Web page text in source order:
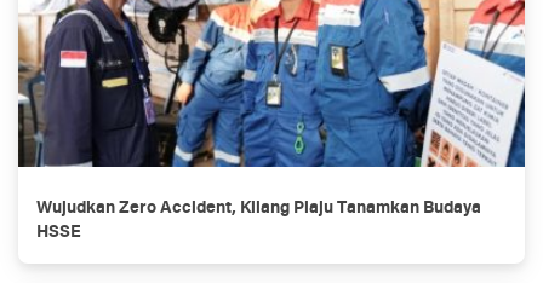
Wujudkan Zero Accident, Kilang Plaju Tanamkan Budaya
HSSE